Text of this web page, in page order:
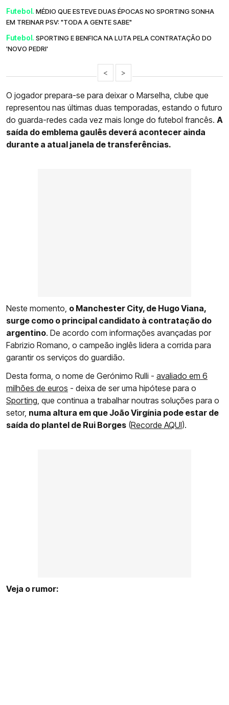
Futebol. MÉDIO QUE ESTEVE DUAS ÉPOCAS NO SPORTING SONHA
EM TREINAR PSV: "TODA A GENTE SABE"
Futebol. SPORTING E BENFICA NA LUTA PELA CONTRATAÇÃO DO
'NOVO PEDRI'
< >
O jogador prepara-se para deixar o Marselha, clube que
representou nas últimas duas temporadas, estando o futuro
do guarda-redes cada vez mais longe do futebol francês. A
saída do emblema gaulês deverá acontecer ainda
durante a atual janela de transferências.
Neste momento, o Manchester City, de Hugo Viana,
surge como o principal candidato à contratação do
argentino. De acordo com informações avançadas por
Fabrizio Romano, o campeão inglês lidera a corrida para
garantir os serviços do guardião.
Desta forma, o nome de Gerónimo Rulli - avaliado em 6
milhões de euros - deixa de ser uma hipótese para o
Sporting , que continua a trabalhar noutras soluções para o
setor, numa altura em que João Virgínia pode estar de
saída do plantel de Rui Borges (Recorde AQUI).
Veja o rumor: